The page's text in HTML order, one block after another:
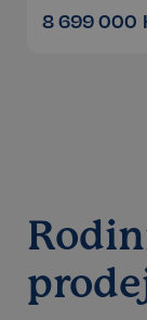
8 699 000